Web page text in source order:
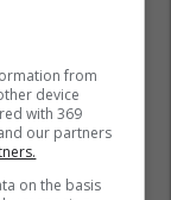
from
device
with 369
our partners
on the basis